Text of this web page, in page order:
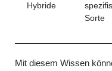
Hybride
Sorte
Mit diesem Wissen